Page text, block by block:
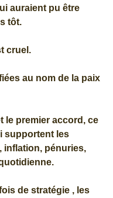
auraient pu être
tôt.
cruel.
au nom de la paix
le premier accord, ce
supportent les
inflation, pénuries,
de stratégie , les